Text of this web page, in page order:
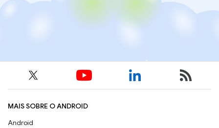
MAIS SOBRE O ANDROID
Android